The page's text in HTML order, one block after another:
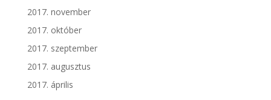
2017. november
2017. október
2017. szeptember
2017. augusztus
2017. április